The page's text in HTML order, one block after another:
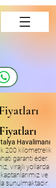
Havalimanı
200 kilometrelik
garanti eder.
virajlı yollarda
ve
sunulmaktadır.